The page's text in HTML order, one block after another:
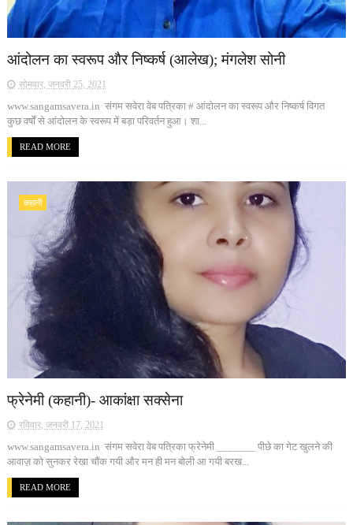
आंदोलन का स्वरूप और निष्कर्ष (आलेख); मंगलेश सोनी
सोमवार, जनवरी 25, 2021
www.sangamsavera.in संगम सवेरा वेब पत्रिका # आंदोलन का स्वरूप और निष्कर्ष विगत
कुछ वर्षों से आंदोलन के स्वरूप में बड़ा परिवर्तन हुआ। शा...
READ MORE
कहानी
फ्रेनेमी (कहानी)- आकांक्षा सक्सेना
रविवार, जनवरी 17, 2021
www.sangamsavera.in संगम सवेरा वेब पत्रिका फ्रेनेमी _______ पीछे का गेट खुलने की
आवाज़ को सुनकर रेखा चौंक गयी और मन ही मन बोली आ गयी बरख...
READ MORE